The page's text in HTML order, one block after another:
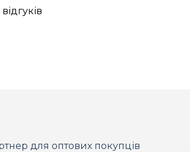
для оптових покупців